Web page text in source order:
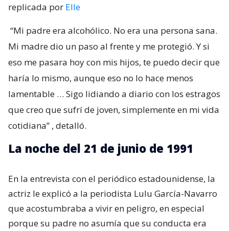
replicada por Elle
“Mi padre era alcohólico. No era una persona sana.
Mi madre dio un paso al frente y me protegió. Y si
eso me pasara hoy con mis hijos, te puedo decir que
haría lo mismo, aunque eso no lo hace menos
lamentable … Sigo lidiando a diario con los estragos
que creo que sufrí de joven, simplemente en mi vida
cotidiana” , detalló.
La noche del 21 de junio de 1991
En la entrevista con el periódico estadounidense, la
actriz le explicó a la periodista Lulu García-Navarro
que acostumbraba a vivir en peligro, en especial
porque su padre no asumía que su conducta era